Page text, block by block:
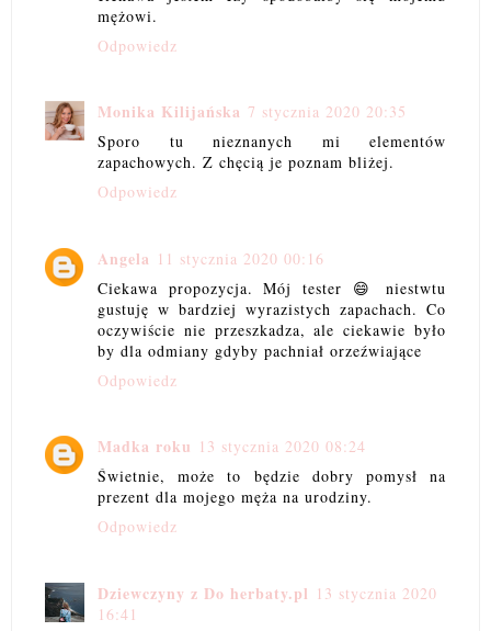
mężowi.
Odpowiedz
Monika Kilijańska 7 stycznia 2020 20:35
Sporo tu nieznanych mi elementów
zapachowych. Z chęcią je poznam bliżej.
Odpowiedz
Angela 11 stycznia 2020 00:16
Ciekawa propozycja. Mój tester 😄 niestwtu
gustuję w bardziej wyrazistych zapachach. Co
oczywiście nie przeszkadza, ale ciekawie było
by dla odmiany gdyby pachniał orzeźwiające
Odpowiedz
Madka roku 13 stycznia 2020 08:24
Świetnie, może to będzie dobry pomysł na
prezent dla mojego męża na urodziny.
Odpowiedz
Dziewczyny z Do herbaty.pl 13 stycznia 2020
16:41